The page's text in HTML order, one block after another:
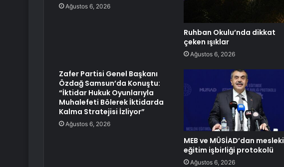
Ağustos 6, 2026
Ruhban Okulu’nda dikkat
çeken ışıklar
Ağustos 6, 2026
Zafer Partisi Genel Başkanı
Özdağ Samsun’da Konuştu:
“İktidar Hukuk Oyunlarıyla
Muhalefeti Bölerek İktidarda
Kalma Stratejisi İzliyor”
Ağustos 6, 2026
MEB ve MÜSİAD’dan mesleki
eğitim işbirliği protokolü
Ağustos 6, 2026